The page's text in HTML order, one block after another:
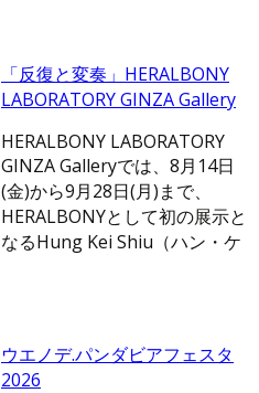
「反復と変奏」HERALBONY
LABORATORY GINZA Gallery
HERALBONY LABORATORY
GINZA Galleryでは、8月14日
(金)から9月28日(月)まで、
HERALBONYとして初の展示と
なるHung Kei Shiu（ハン・ケ
ウエノデ.パンダビアフェスタ
2026